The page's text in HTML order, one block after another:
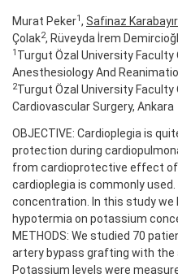
Murat Peker1, Safinaz
Çolak2, Rüveyda İrem
1 Turgut Özal University
Anesthesiology And
2Turgut Özal University
Cardiovascular Surgery, Ankara
OBJECTIVE: Cardioplegia is
protection during
from cardioprotective effect of
cardioplegia is commonly
concentration. In this study
hypotermia on potassium
METHODS: We studied 70
artery bypass grafting with the
Potassium levels were